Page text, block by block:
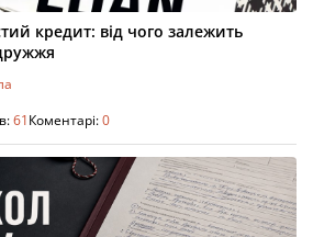
кредит: від чого залежить
61Коментарі:0